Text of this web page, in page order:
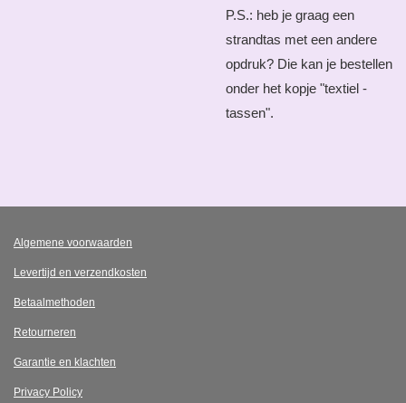
P.S.: heb je graag een
strandtas met een andere
opdruk? Die kan je bestellen
onder het kopje "textiel -
tassen".
Algemene voorwaarden
Levertijd en verzendkosten
Betaalmethoden
Retourneren
Garantie en klachten
Privacy Policy